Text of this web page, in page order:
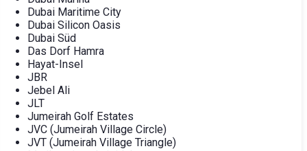
Dubai Maritime City
Dubai Silicon Oasis
Dubai Süd
Das Dorf Hamra
Hayat-Insel
JBR
Jebel Ali
JLT
Jumeirah Golf Estates
JVC (Jumeirah Village Circle)
JVT (Jumeirah Village Triangle)